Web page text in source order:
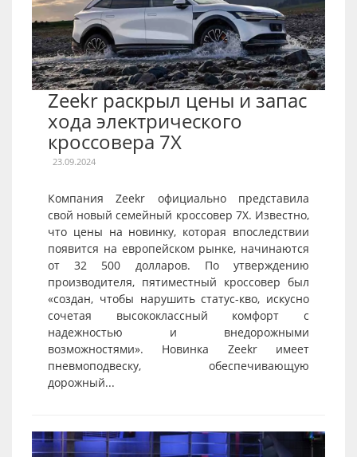
Zeekr раскрыл цены и запас
хода электрического
кроссовера 7X
23.09.2024
Компания Zeekr официально представила
свой новый семейный кроссовер 7X. Известно,
что цены на новинку, которая впоследствии
появится на европейском рынке, начинаются
от 32 500 долларов. По утверждению
производителя, пятиместный кроссовер был
«создан, чтобы нарушить статус-кво, искусно
сочетая высококлассный комфорт с
надежностью и внедорожными
возможностями». Новинка Zeekr имеет
пневмоподвеску, обеспечивающую
дорожный...